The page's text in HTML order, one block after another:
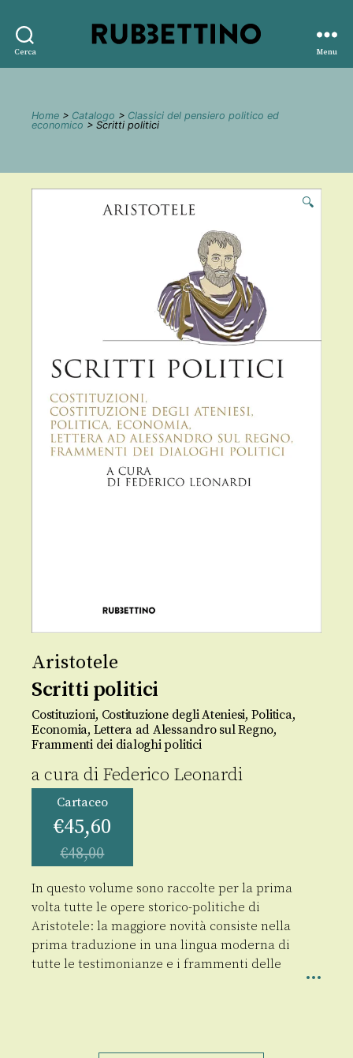
Cerca
editore
Menu
Home > Catalogo > Classici del pensiero politico ed
economico > Scritti politici
🔍
Aristotele
Scritti politici
Costituzioni, Costituzione degli Ateniesi, Politica,
Economia, Lettera ad Alessandro sul Regno,
Frammenti dei dialoghi politici
a cura di Federico Leonardi
Cartaceo
€45,60
€48,00
In questo volume sono raccolte per la prima
volta tutte le opere storico-politiche di
Aristotele: la maggiore novità consiste nella
prima traduzione in una lingua moderna di
tutte le testimonianze e i frammenti delle